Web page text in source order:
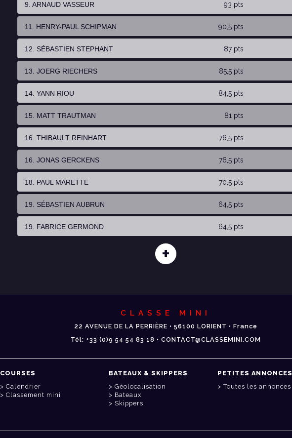
9. ARNAUD VASSEUR 93 pts
11. HENRY-PAUL SCHIPMAN 90,5 pts
12. SÉBASTIEN STEPHANT 87 pts
13. JOERG RIECHERS 85,5 pts
14. YANN RIOU 84,5 pts
15. MATT TRAUTMAN 81 pts
16. THIBAULT REINHART 76,5 pts
16. JONAS GERCKENS 76,5 pts
18. PAUL MARETTE 70,5 pts
19. SÉBASTIEN AUBRUN 64,5 pts
19. FABRICE GERMOND 64,5 pts
+
CLASSE MINI
22 AVENUE DE LA PERRIÈRE • 56100 LORIENT • France
Tél: +33 (0)9 54 54 83 18 • CONTACT@CLASSEMINI.COM
COURSES
Calendrier
Classement mini
BATEAUX & SKIPPERS
Géolocalisation
Bateaux
Skippers
PETITES ANNONCES
Toutes les annonces